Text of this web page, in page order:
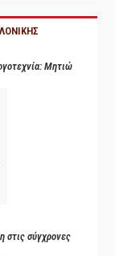
Μητιώ
στις σύγχρονες